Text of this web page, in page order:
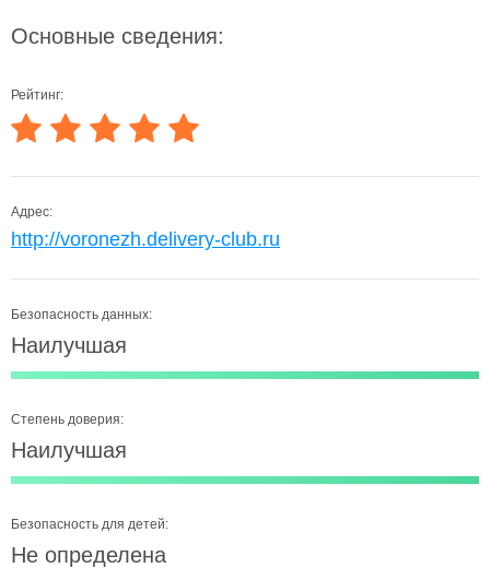
Основные сведения:
Рейтинг:
Адрес:
http://voronezh.delivery-club.ru
Безопасность данных:
Наилучшая
Степень доверия:
Наилучшая
Безопасность для детей:
Не определена